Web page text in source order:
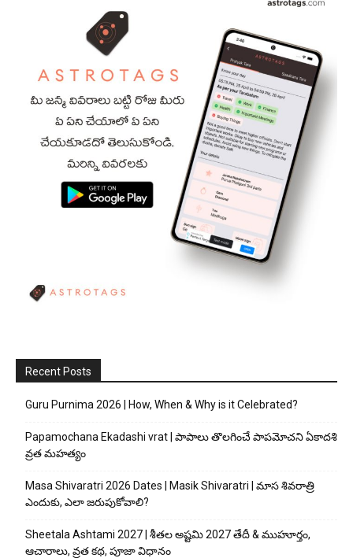
Recent Posts
Guru Purnima 2026 | How, When & Why is it Celebrated?
Papamochana Ekadashi vrat | పాపాలు తొలగించే పాపమోచని ఏకాదశి
వ్రత మహత్యం
Masa Shivaratri 2026 Dates | Masik Shivaratri | మాస శివరాత్రి
ఎందుకు, ఎలా జరుపుకోవాలి?
Sheetala Ashtami 2027 | శీతల అష్టమి 2027 తేదీ & ముహూర్తం,
ఆచారాలు, వ్రత కథ, పూజా విధానం